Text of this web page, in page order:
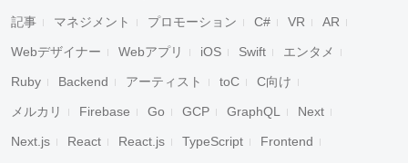
記事 マネジメント プロモーション C# VR AR
Webデザイナー Webアプリ iOS Swift エンタメ
Ruby Backend アーティスト toC C向け
メルカリ Firebase Go GCP GraphQL Next
Next.js React React.js TypeScript Frontend